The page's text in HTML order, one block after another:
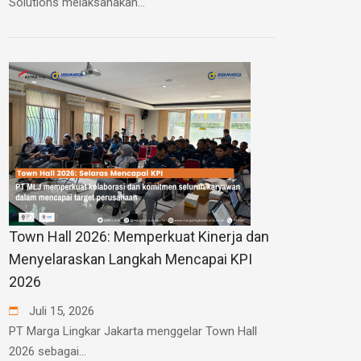
Town Hall 2026: Memperkuat Kinerja dan
Menyelaraskan Langkah Mencapai KPI
2026
Juli 15, 2026
PT Marga Lingkar Jakarta menggelar Town Hall
2026 sebagai...